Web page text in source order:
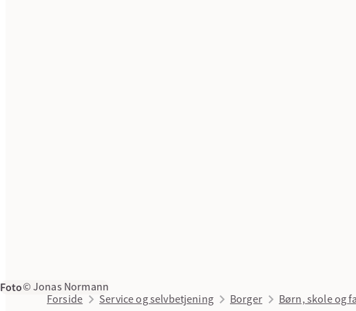
Foto© Jonas Normann
Forside
Service og selvbetjening Borger Børn, skole og